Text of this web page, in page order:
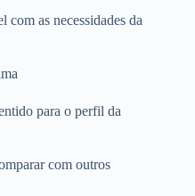
as necessidades da
para o perfil da
com outros